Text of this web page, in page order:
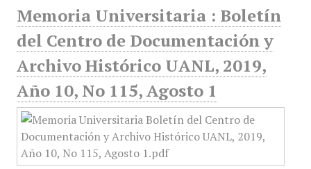
Memoria Universitaria : Boletín
del Centro de Documentación y
Archivo Histórico UANL, 2019,
Año 10, No 115, Agosto 1